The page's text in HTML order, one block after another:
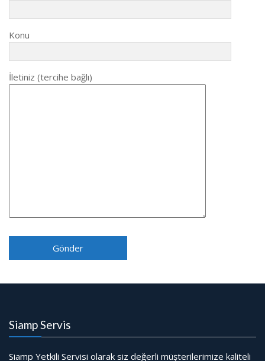
Konu
İletiniz (tercihe bağlı)
Siamp Servis
Siamp Yetkili Servisi olarak siz değerli müşterilerimize kaliteli